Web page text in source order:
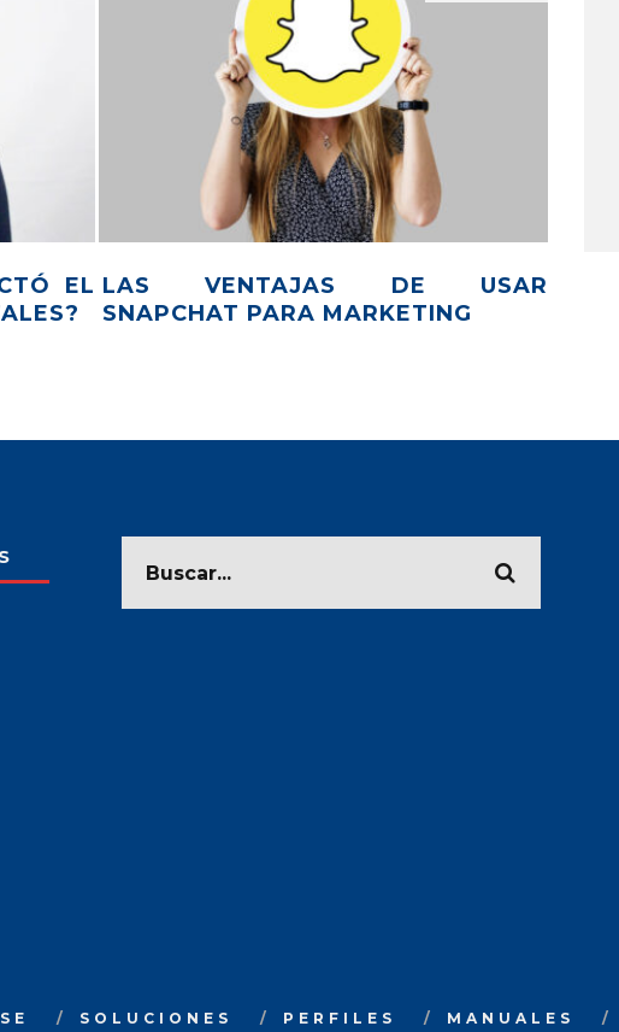
DE
APROVECHA AL MÁXIMO EL BLACK
FRIDAY CON ESTAS ESTRATEGIAS
SOLUCIONES PERFILES MANUALES